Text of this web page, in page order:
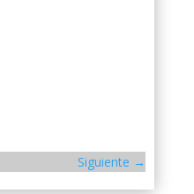
Siguiente →